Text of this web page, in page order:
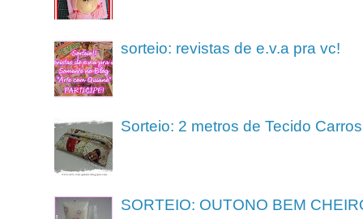
sorteio: revistas de e.v.a pra vc!
Sorteio: 2 metros de Tecido Carros
SORTEIO: OUTONO BEM